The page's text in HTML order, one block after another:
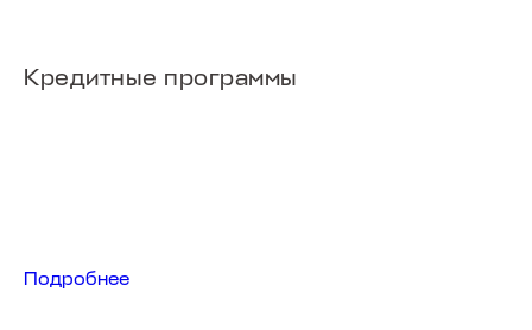
Кредитные программы
Подробнее